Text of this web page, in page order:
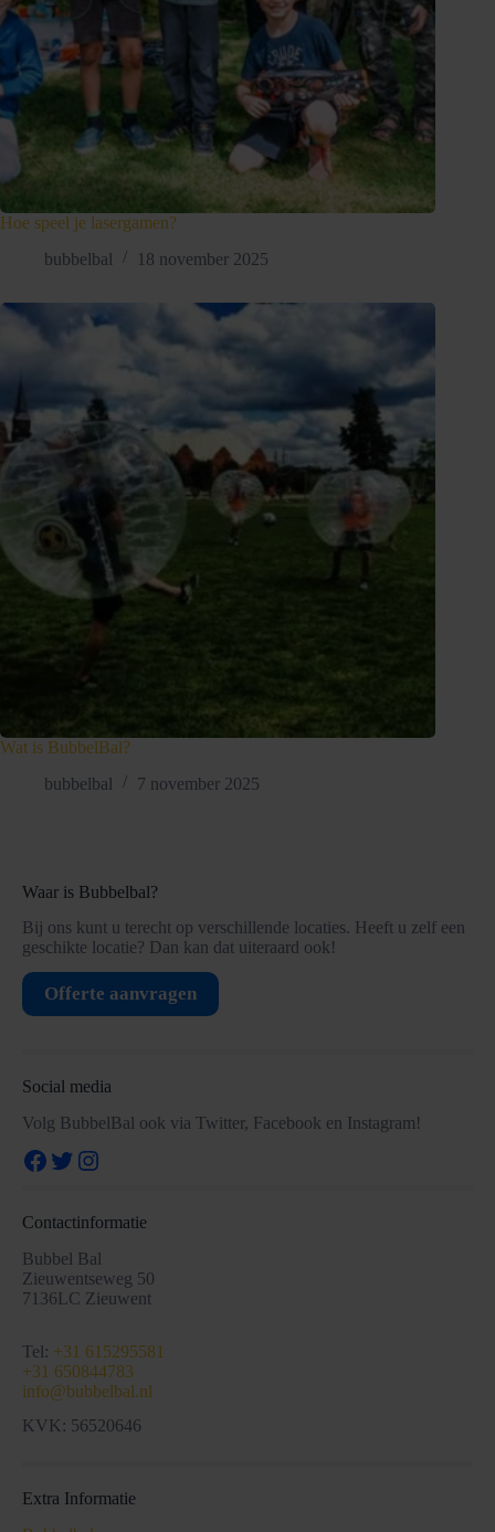
Hoe speel je lasergamen?
bubbelbal
18 november 2025
Wat is BubbelBal?
bubbelbal
7 november 2025
Waar is Bubbelbal?
Bij ons kunt u terecht op verschillende locaties. Heeft u zelf een
geschikte locatie? Dan kan dat uiteraard ook!
Offerte aanvragen
Social media
Volg BubbelBal ook via Twitter, Facebook en Instagram!
Facebook
Twitter
Instagram
Contactinformatie
Bubbel Bal
Zieuwentseweg 50
7136LC Zieuwent
Tel: +31 615295581
+31 650844783
info@bubbelbal.nl
KVK: 56520646
Extra Informatie